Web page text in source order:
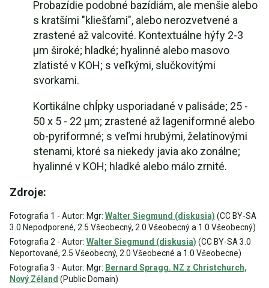
Probazídie podobné bazídiám, ale menšie alebo
s kratšími "kliešťami", alebo nerozvetvené a
zrastené až valcovité. Kontextuálne hýfy 2-3
µm široké; hladké; hyalinné alebo masovo
zlatisté v KOH; s veľkými, slučkovitými
svorkami.
Kortikálne chĺpky usporiadané v palisáde; 25 -
50 x 5 - 22 µm; zrastené až lageniformné alebo
ob-pyriformné; s veľmi hrubými, želatínovými
stenami, ktoré sa niekedy javia ako zonálne;
hyalinné v KOH; hladké alebo málo zrnité.
Zdroje:
Fotografia 1 - Autor: Mgr: Walter Siegmund (diskusia) (CC BY-SA
3.0 Nepodporené, 2.5 Všeobecný, 2.0 Všeobecný a 1.0 Všeobecný)
Fotografia 2 - Autor: Walter Siegmund (diskusia) (CC BY-SA 3.0
Neportované, 2.5 Všeobecný, 2.0 Všeobecné a 1.0 Všeobecne)
Fotografia 3 - Autor: Mgr: Bernard Spragg. NZ z Christchurch,
Nový Zéland (Public Domain)